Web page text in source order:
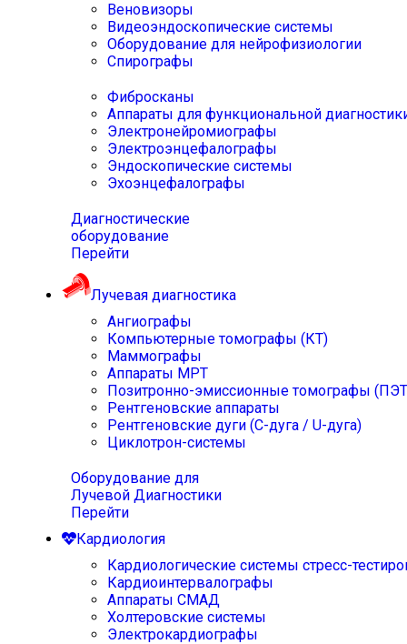
Веновизоры
Видеоэндоскопические системы
Оборудование для нейрофизиологии
Спирографы
Фибросканы
Аппараты для функциональной
Электронейромиографы
Электроэнцефалографы
Эндоскопические системы
Эхоэнцефалографы
Диагностические
оборудование
Перейти
Лучевая диагностика
Ангиографы
Компьютерные томографы (КТ)
Маммографы
Аппараты МРТ
Позитронно-эмиссионные томографы
Рентгеновские аппараты
Рентгеновские дуги (С-дуга / U-дуга)
Циклотрон-системы
Оборудование для
Лучевой Диагностики
Перейти
Кардиология
Кардиологические системы стресс-
Кардиоинтервалографы
Аппараты СМАД
Холтеровские системы
Электрокардиографы